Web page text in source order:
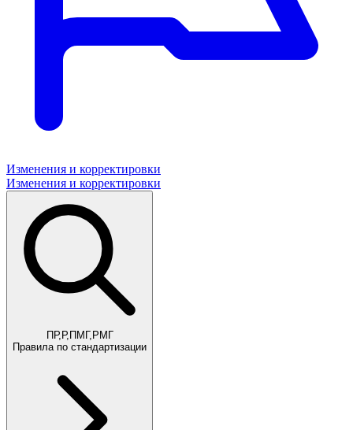
Изменения и корректировки
Изменения и корректировки
ПР,Р,ПМГ,РМГ
Правила по стандартизации